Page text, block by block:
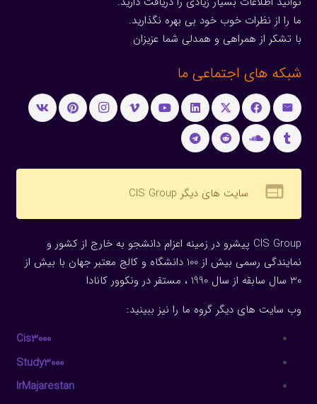
ما را از نظرات خوب خود بی بهره نگذارید.
با تشکر از همراهی و همدلی شما عزیزان
شبکه های اجتماعی ما
web سایت های دیگر CIS Group
CIS Group پیشرو در زمینه اعزام دانشجو به خارج از کشور و
نمایندگی رسمی بیش از 100 دانشگاه و کالج معتبر جهان با بیش از
30 سال سابقه از سال 1990 ، مستقر در ونکوور کانادا
وب سایت های دیگر گروه ما را نیز ببینید:
Cis3000
Study3000
IrMajarestan